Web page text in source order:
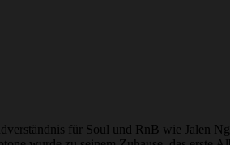
für Soul und RnB wie